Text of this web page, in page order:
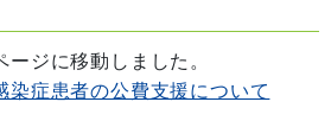
ジに移動しました。
染症患者の公費支援について